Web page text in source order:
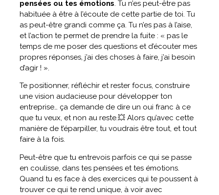
pensées ou tes émotions. Tu n’es peut-être pas
habituée à être à l’écoute de cette partie de toi. Tu
as peut-être grandi comme ça. Tu n’es pas à l’aise,
et l’action te permet de prendre la fuite : « pas le
temps de me poser des questions et d’écouter mes
propres réponses, j’ai des choses à faire, j’ai besoin
d’agir ! ».
Te positionner, réfléchir et rester focus, construire
une vision audacieuse pour développer ton
entreprise… ça demande de dire un oui franc à ce
que tu veux, et non au reste.💥 Alors qu’avec cette
manière de t’éparpiller, tu voudrais être tout, et tout
faire à la fois.
Peut-être que tu entrevois parfois ce qui se passe
en coulisse, dans tes pensées et tes émotions.
Quand tu es face à des exercices qui te poussent à
trouver ce qui te rend unique, à voir avec